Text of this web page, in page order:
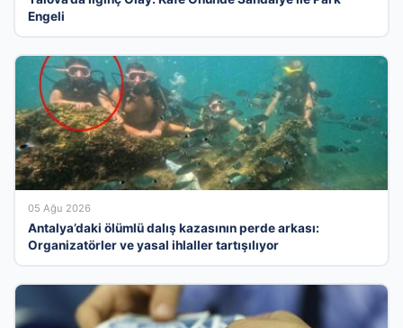
Engeli
05 Ağu 2026
Antalya’daki ölümlü dalış kazasının perde arkası:
Organizatörler ve yasal ihlaller tartışılıyor